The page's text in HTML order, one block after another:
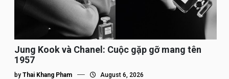
Jung Kook và Chanel: Cuộc gặp gỡ mang tên
1957
by Thai Khang Pham August 6, 2026